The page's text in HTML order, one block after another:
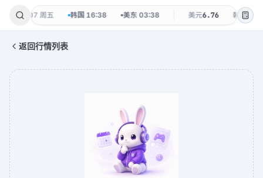
08-07 周五 韩国 16:38 美东 03:38 美元6.76 韩元
返回行情列表